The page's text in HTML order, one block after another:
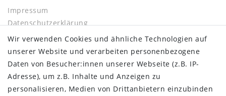
Impressum
Daten­schutz­erklärung
AGB
Barrierefreiheitserklärung
Widerrufs­recht
Kontakt
Vertrag widerrufen
Wir verwenden Cookies und ähnliche Technologien auf
unserer Website und verarbeiten personenbezogene
Daten von Besucher:innen unserer Webseite (z.B. IP-
Adresse), um z.B. Inhalte und Anzeigen zu
personalisieren, Medien von Drittanbietern einzubinden